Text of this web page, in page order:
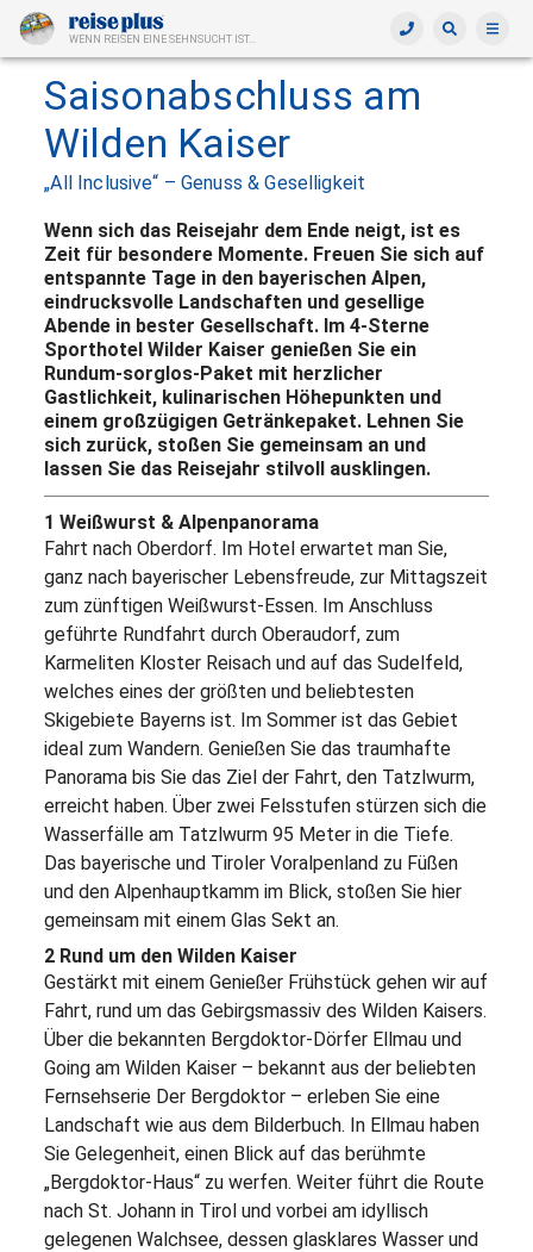
WENN REISEN EINE SEHNSUCHT IST...
Saisonabschluss am
Wilden Kaiser
„All Inclusive“ – Genuss & Geselligkeit
Wenn sich das Reisejahr dem Ende neigt, ist es
Zeit für besondere Momente. Freuen Sie sich auf
entspannte Tage in den bayerischen Alpen,
eindrucksvolle Landschaften und gesellige
Abende in bester Gesellschaft. Im 4-Sterne
Sporthotel Wilder Kaiser genießen Sie ein
Rundum-sorglos-Paket mit herzlicher
Gastlichkeit, kulinarischen Höhepunkten und
einem großzügigen Getränkepaket. Lehnen Sie
sich zurück, stoßen Sie gemeinsam an und
lassen Sie das Reisejahr stilvoll ausklingen.
1 Weißwurst & Alpenpanorama
Fahrt nach Oberdorf. Im Hotel erwartet man Sie,
ganz nach bayerischer Lebensfreude, zur Mittagszeit
zum zünftigen Weißwurst-Essen. Im Anschluss
geführte Rundfahrt durch Oberaudorf, zum
Karmeliten Kloster Reisach und auf das Sudelfeld,
welches eines der größten und beliebtesten
Skigebiete Bayerns ist. Im Sommer ist das Gebiet
ideal zum Wandern. Genießen Sie das traumhafte
Panorama bis Sie das Ziel der Fahrt, den Tatzlwurm,
erreicht haben. Über zwei Felsstufen stürzen sich die
Wasserfälle am Tatzlwurm 95 Meter in die Tiefe.
Das bayerische und Tiroler Voralpenland zu Füßen
und den Alpenhauptkamm im Blick, stoßen Sie hier
gemeinsam mit einem Glas Sekt an.
2 Rund um den Wilden Kaiser
Gestärkt mit einem Genießer Frühstück gehen wir auf
Fahrt, rund um das Gebirgsmassiv des Wilden Kaisers.
Über die bekannten Bergdoktor-Dörfer Ellmau und
Going am Wilden Kaiser – bekannt aus der beliebten
Fernsehserie Der Bergdoktor – erleben Sie eine
Landschaft wie aus dem Bilderbuch. In Ellmau haben
Sie Gelegenheit, einen Blick auf das berühmte
„Bergdoktor-Haus“ zu werfen. Weiter führt die Route
nach St. Johann in Tirol und vorbei am idyllisch
gelegenen Walchsee, dessen glasklares Wasser und